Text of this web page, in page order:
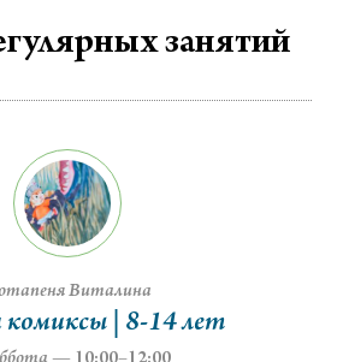
занятий
Виталина
комиксы | 8-14 лет